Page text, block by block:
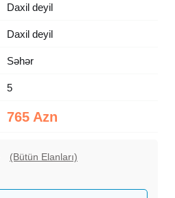
Daxil deyil
Daxil deyil
Səhər
5
765 Azn
(Bütün Elanları)